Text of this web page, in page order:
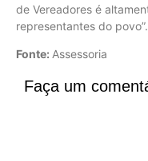
de Vereadores é
representantes do povo”.
Fonte: Assessoria
Faça um